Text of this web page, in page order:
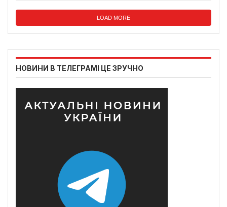
LOAD MORE
НОВИНИ В ТЕЛЕГРАМІ ЦЕ ЗРУЧНО